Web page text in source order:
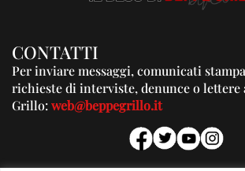
CONTATTI
Per inviare messaggi, comunicati
richieste di interviste, denunce o lettere
Grillo:web@beppegrillo.it